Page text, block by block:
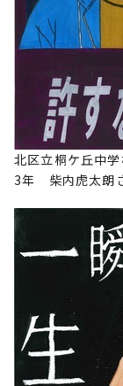
北区立桐ケ丘中
3年 柴内虎太朗